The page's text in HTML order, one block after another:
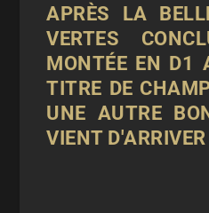
APRÈS LA
VERTES
MONTÉE EN D1
TITRE DE
UNE AUTRE
VIENT D'ARRIVER